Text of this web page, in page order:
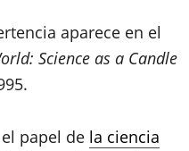
aparece en el
Science as a Candle
papel de la ciencia